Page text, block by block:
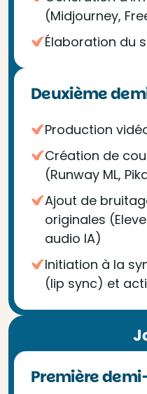
(Midjourney,
Élaboration du
Deuxième
Production
Création de
(Runway ML,
Ajout de
originales
audio IA)
Initiation à la
(lip sync) et
Première